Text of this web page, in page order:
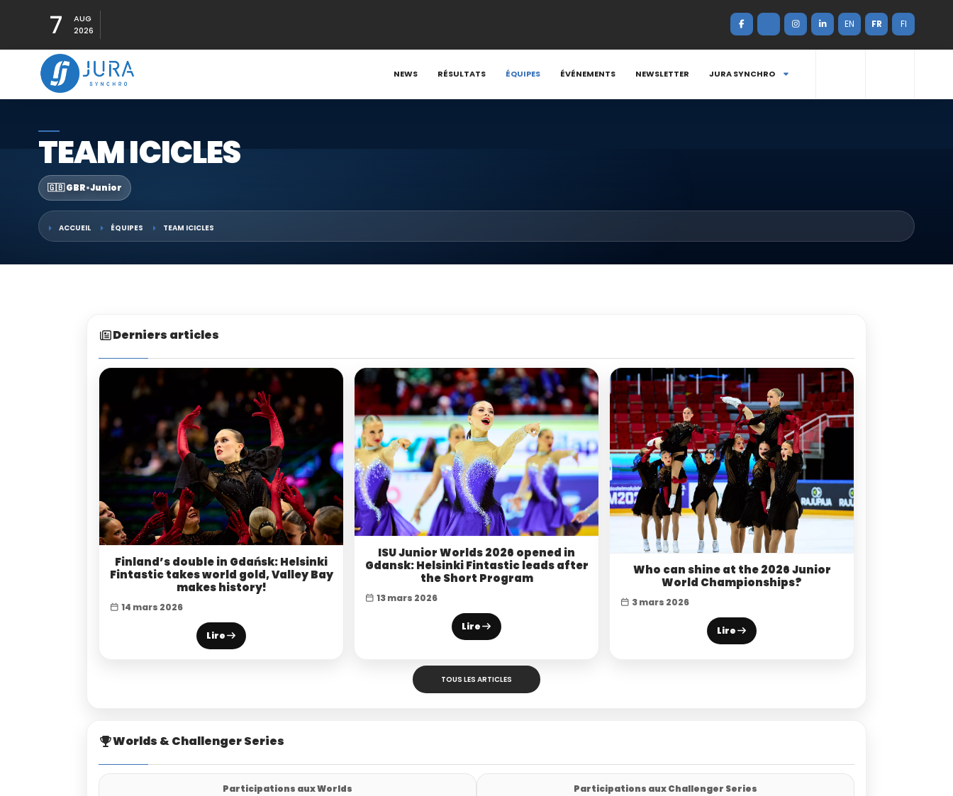
7
AUG
2026
EN FR FI
NEWS RÉSULTATS ÉQUIPES ÉVÉNEMENTS NEWSLETTER JURA SYNCHRO
TEAM ICICLES
🇬🇧 GBR•Junior
ACCUEIL ÉQUIPES TEAM ICICLES
Derniers articles
Finland’s double in Gdańsk: Helsinki
Fintastic takes world gold, Valley Bay
makes history!
14 mars 2026
Lire
ISU Junior Worlds 2026 opened in
Gdansk: Helsinki Fintastic leads after
the Short Program
13 mars 2026
Lire
Who can shine at the 2026 Junior
World Championships?
3 mars 2026
Lire
TOUS LES ARTICLES
Worlds & Challenger Series
Participations aux Worlds Participations aux Challenger Series